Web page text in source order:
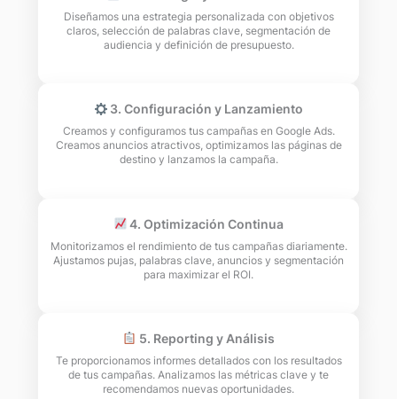
Diseñamos una estrategia personalizada con objetivos
claros, selección de palabras clave, segmentación de
audiencia y definición de presupuesto.
3. Configuración y Lanzamiento
Creamos y configuramos tus campañas en Google Ads.
Creamos anuncios atractivos, optimizamos las páginas de
destino y lanzamos la campaña.
4. Optimización Continua
Monitorizamos el rendimiento de tus campañas diariamente.
Ajustamos pujas, palabras clave, anuncios y segmentación
para maximizar el ROI.
5. Reporting y Análisis
Te proporcionamos informes detallados con los resultados
de tus campañas. Analizamos las métricas clave y te
recomendamos nuevas oportunidades.